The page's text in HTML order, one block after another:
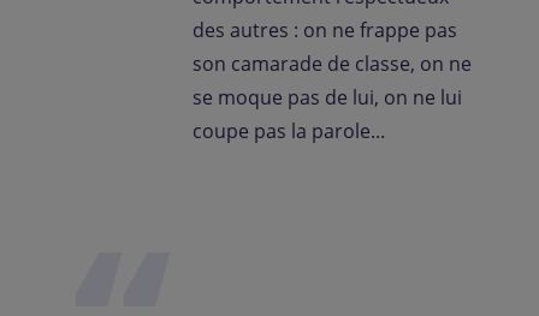
des autres : on ne frappe pas
son camarade de classe, on ne
se moque pas de lui, on ne lui
coupe pas la parole...